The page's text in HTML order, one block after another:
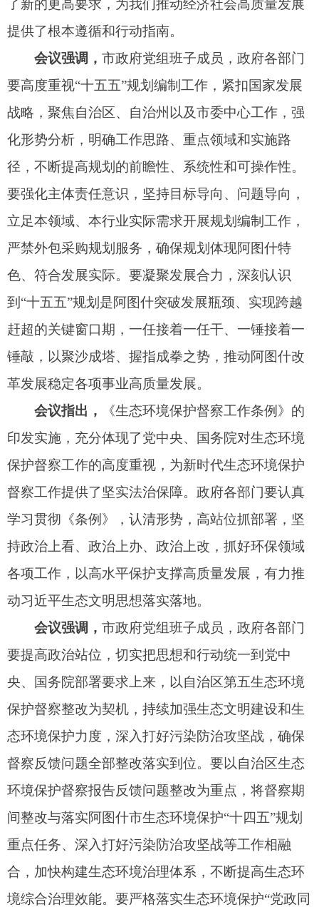
色、符合发展实际。要凝聚发展合力，深刻认识
到“十五五”规划是阿图什突破发展瓶颈、实现跨越
赶超的关键窗口期，一任接着一任干、一锤接着一
会议指出，《生态环境保护督察工作条例》的
印发实施，充分体现了党中央、国务院对生态环境
保护督察工作的高度重视，为新时代生态环境保护
督察工作提供了坚实法治保障。政府各部门要认真
各项工作，以高水平保护支撑高质量发展，有力推
动习近平生态文明思想落实落地。
会议强调，市政府党组班子成员，政府各部门
要提高政治站位，切实把思想和行动统一到党中
态环境保护力度，深入打好污染防治攻坚战，确保
督察反馈问题全部整改落实到位。要以自治区生态
环境保护督察报告反馈问题整改为重点，将督察期
间整改与落实阿图什市生态环境保护“十四五”规划
境综合治理效能。要严格落实生态环境保护“党政同
责、一岗双责”，不折不扣对照整改方案一项一项整
改销号，确保所有问题真整改、改到位，推动党中
央、自治区、自治州党委以及市委关于生态环境保
护的各项决策部署落地见效。
热木、阿不都外力·买买提艾力
列 席：市政府办公室、发改委、司法局、财
政局、政资中心、住建局、交通局、市场监督管理
局、应急管理局、文旅局、卫健委、自然资源局、